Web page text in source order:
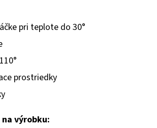
pri teplote do 30°
prostriedky
výrobku: